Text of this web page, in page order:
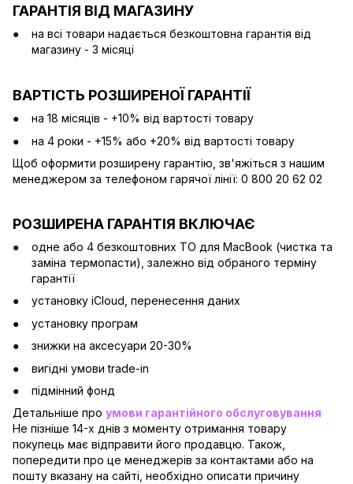
ГАРАНТІЯ ВІД МАГАЗИНУ
на всі товари надається безкоштовна гарантія від
магазину - 3 місяці
ВАРТІСТЬ РОЗШИРЕНОЇ ГАРАНТІЇ
на 18 місяців - +10% від вартості товару
на 4 роки - +15% або +20% від вартості товару
Щоб оформити розширену гарантію, зв'яжіться з нашим
менеджером за телефоном гарячої лінії: 0 800 20 62 02
РОЗШИРЕНА ГАРАНТІЯ ВКЛЮЧАЄ
одне або 4 безкоштовних ТО для MacBook (чистка та
заміна термопасти), залежно від обраного терміну
гарантії
установку iCloud, перенесення даних
установку програм
знижки на аксесуари 20-30%
вигідні умови trade-in
підмінний фонд
Детальніше про умови гарантійного обслуговування
Не пізніше 14-х днів з моменту отримання товару
покупець має відправити його продавцю. Також,
попередити про це менеджерів за контактами або на
пошту вказану на сайті, необхідно описати причину